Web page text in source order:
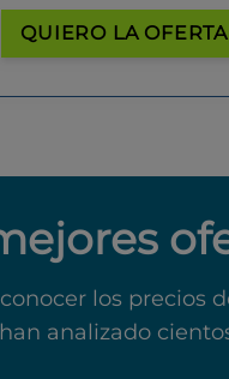
QUIERO LA
los precios
analizado